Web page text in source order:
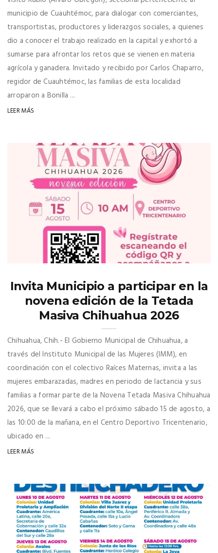
municipio de Cuauhtémoc, para dialogar con comerciantes,
transportistas, productores y liderazgos sociales, a quienes
dio a conocer el trabajo realizado en la capital y exhortó a
sumarse para afrontar los retos que se vienen en materia
agrícola y ganadera. Invitado y recibido por Carlos Chaparro,
regidor de Cuauhtémoc, las familias de esta localidad
arroparon a Bonilla ...
LEER MÁS
Invita Municipio a participar en la
novena edición de la Tetada
Masiva Chihuahua 2026
Chihuahua, Chih.- El Gobierno Municipal de Chihuahua, a
través del Instituto Municipal de las Mujeres (IMM), en
coordinación con el colectivo Raíces Maternas, invita a las
mujeres embarazadas, madres en periodo de lactancia y sus
familias a formar parte de la Novena Tetada Masiva Chihuahua
2026, que se llevará a cabo el próximo sábado 15 de agosto, a
las 10:00 de la mañana, en el Centro Deportivo Tricentenario,
ubicado en ...
LEER MÁS